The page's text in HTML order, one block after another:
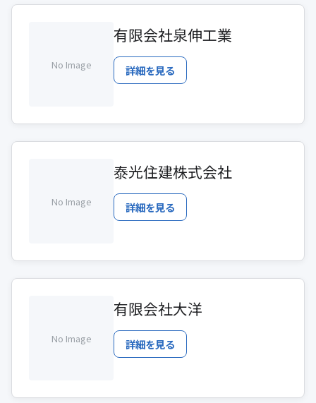
No Image
有限会社泉伸工業
詳細を見る
No Image
泰光住建株式会社
詳細を見る
No Image
有限会社大洋
詳細を見る